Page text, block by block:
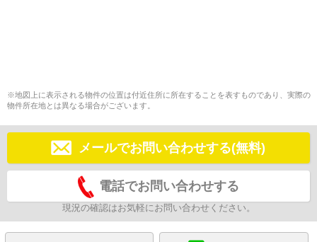
※地図上に表示される物件の位置は付近住所に所在することを表すものであり、実際の
物件所在地とは異なる場合がございます。
メールでお問い合わせする(無料)
電話でお問い合わせする
現況の確認はお気軽にお問い合わせください。